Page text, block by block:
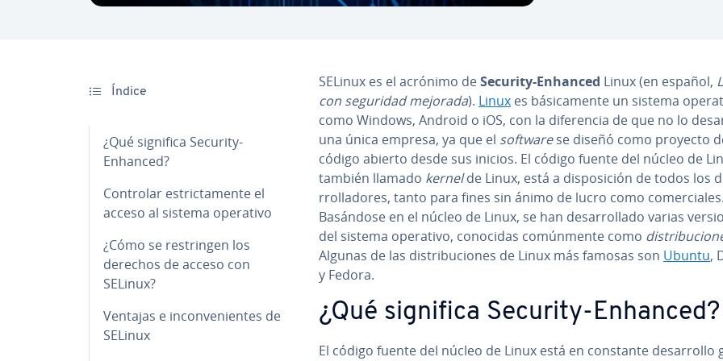
Índice
¿Qué significa Security-
Enhanced?
Controlar es­tri­c­ta­me­n­te el
acceso al sistema operativo
¿Cómo se re­s­tri­n­gen los
derechos de acceso con
SELinux?
Ventajas e in­co­n­ve­nie­n­tes de
SELinux
SELinux es el acrónimo deSecurity-Enhanced Linux (en español,
con seguridad mejorada). Linux es bá­si­ca­me­n­te un sistema
como Windows, Android o iOS, con la di­fe­re­n­cia de que no lo
una única empresa, ya que el softwarese diseñó como proyecto
código abierto desde sus inicios. El código fuente del núcleo de
también llamado kernelde Linux, está a di­s­po­si­ción de todos los
rro­lla­do­res, tanto para fines sin ánimo de lucro como co­me­r­cia­les.
Basándose en el núcleo de Linux, se han de­sa­rro­lla­do varias
del sistema operativo, conocidas co­mú­n­me­n­te como
Algunas de las di­s­tri­bu­cio­nes de Linux más famosas son Ubuntu,
y Fedora.
¿Qué significa Security-Enhanced?
El código fuente del núcleo de Linux está en constante de­sa­rro­llo